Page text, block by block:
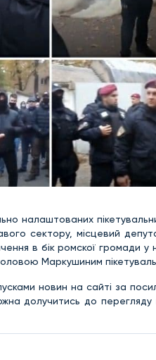
налаштованих
сектору, місцевий
в бік ромскої громади у
Маркушиним
новин на сайті за
долучитись до